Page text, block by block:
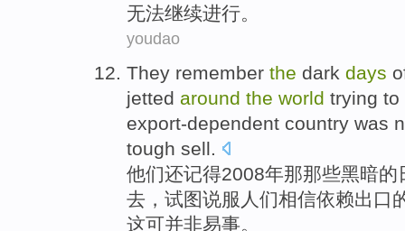
无法继续进行。
youdao
They remember the dark days
jetted around the world trying to
export-dependent country was
tough sell.
他们还记得2008年那那些黑暗的
去， 试图说服 人们相信依赖出口
这可并非易事。